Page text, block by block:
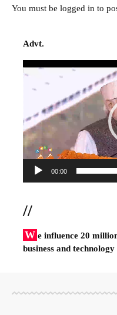
You must be logged in to
Advt.
Video
00:00
//
W e influence 20
business and